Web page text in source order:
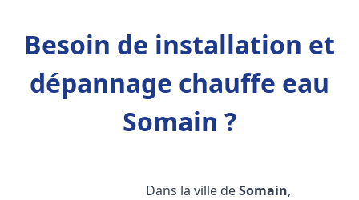
Besoin de installation et
dépannage chauffe eau
Somain ?
Dans la ville deSomain,